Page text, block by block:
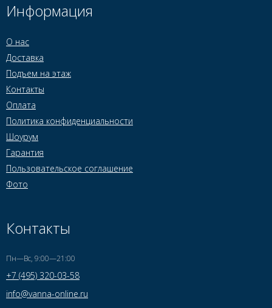
Информация
О нас
Доставка
Подъем на этаж
Контакты
Оплата
Политика конфиденциальности
Шоурум
Гарантия
Пользовательское соглашение
Фото
Контакты
Пн—Вс, 9:00—21:00
+7 (495) 320-03-58
info@vanna-online.ru